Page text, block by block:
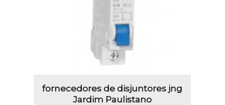
fornecedores de disjuntores jng
Jardim Paulistano